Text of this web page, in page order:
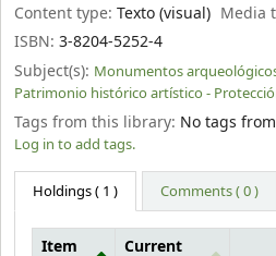
Content type: Texto (visual) Media
ISBN: 3-8204-5252-4
Subject(s): Monumentos
Patrimonio histórico artístico -
Tags from this library: No tags
Log in to add tags.
Holdings( 1 ) Comments ( 0 )
Item
Current